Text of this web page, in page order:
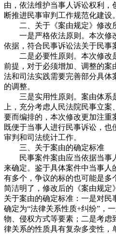
由，依法维护当事人诉讼权利，
断推进民事审判工作规范化建设。
二、关于《案由规定》修改
一是严格依法原则。本次修
依据，符合民事诉讼法关于民事
二是必要性原则。本次修改
前提，对于必须增加、调整的案
法和司法实践需要完善部分具体
的调整。
三是实用性原则。案由体系
上，充分考虑人民法院民事立
要而编排的，本次修改更加注重
既便于当事人进行民事诉讼，也
审判和司法统计工作。
三、关于案由的确定标准
民事案件案由应当依据当事
来确定。鉴于具体案件中当事人
有多个，争议的标的也可能是多
简洁明了，修改后的《案由规定
关于案由的确定标准：一是对民
确定为“法律关系性质+纠纷”，
物、侵权方式等要素；二是考虑
律关系的性质具有复杂多变性，